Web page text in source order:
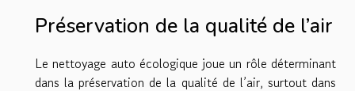
Préservation de la qualité de l’air
Le nettoyage auto écologique joue un rôle déterminant
dans la préservation de la qualité de l’air, surtout dans